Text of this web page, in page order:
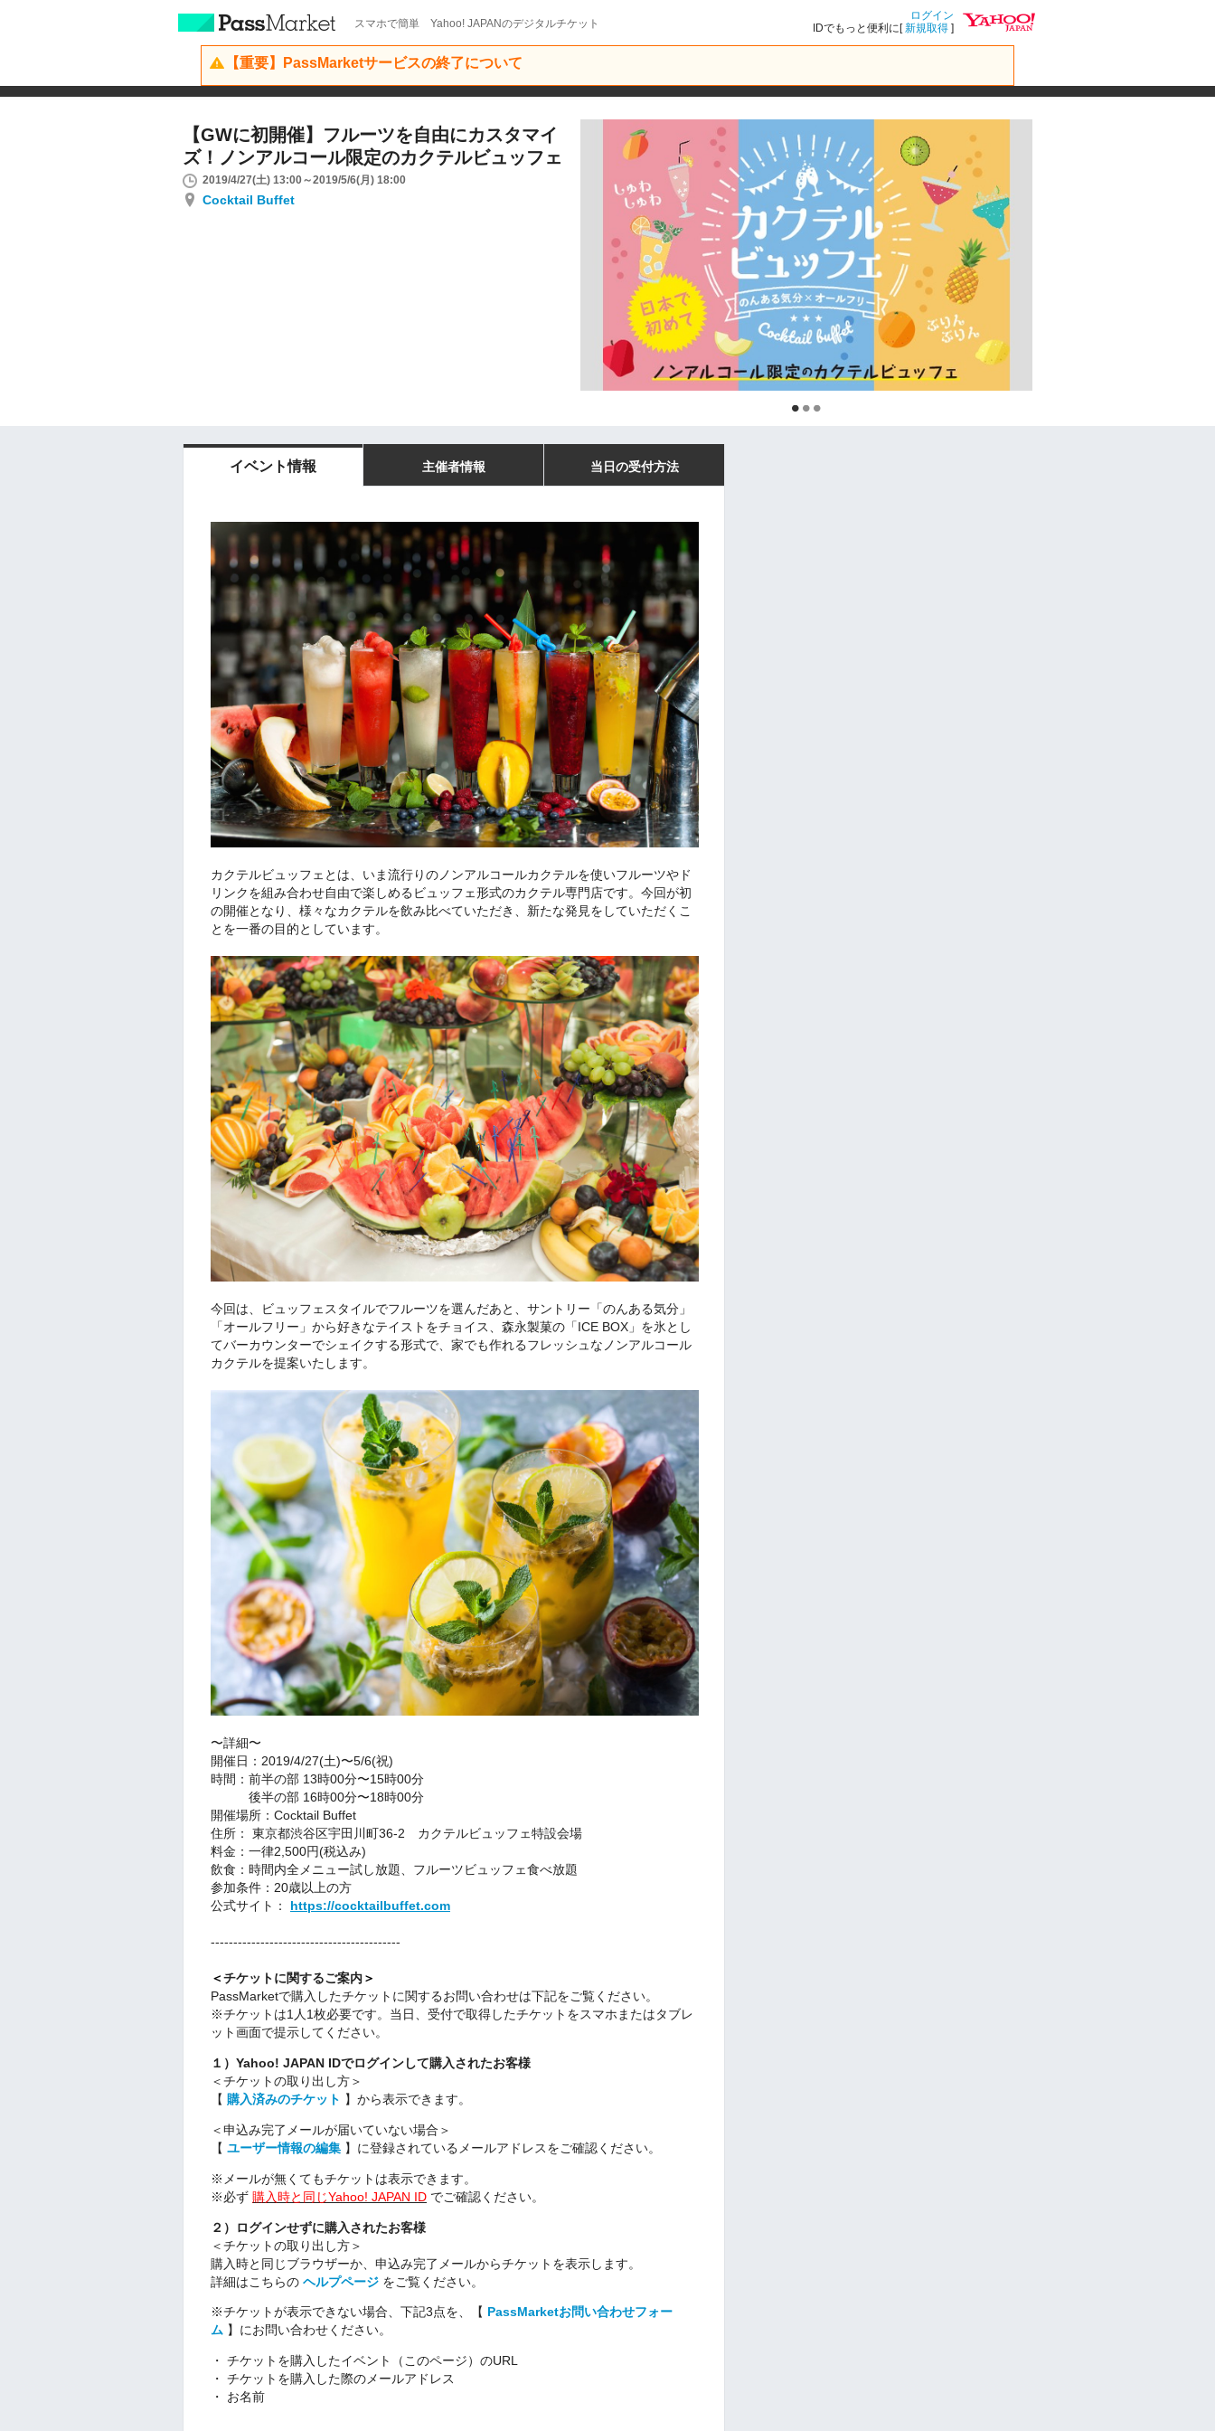
スマホで簡単 Yahoo! JAPANのデジタルチケット
ログイン
IDでもっと便利に[新規取得 ]
【重要】PassMarketサービスの終了について
【GWに初開催】フルーツを自由にカスタマイ
ズ！ノンアルコール限定のカクテルビュッフェ
2019/4/27(土) 13:00～2019/5/6(月) 18:00
Cocktail Buffet
イベント情報 主催者情報 当日の受付方法
カクテルビュッフェとは、いま流行りのノンアルコールカクテルを使いフルーツやド
リンクを組み合わせ自由で楽しめるビュッフェ形式のカクテル専門店です。今回が初
の開催となり、様々なカクテルを飲み比べていただき、新たな発見をしていただくこ
とを一番の目的としています。
今回は、ビュッフェスタイルでフルーツを選んだあと、サントリー「のんある気分」
「オールフリー」から好きなテイストをチョイス、森永製菓の「ICE BOX」を氷とし
てバーカウンターでシェイクする形式で、家でも作れるフレッシュなノンアルコール
カクテルを提案いたします。
〜詳細〜
開催日：2019/4/27(土)〜5/6(祝)
時間：前半の部 13時00分〜15時00分
後半の部 16時00分〜18時00分
開催場所：Cocktail Buffet
住所： 東京都渋谷区宇田川町36-2 カクテルビュッフェ特設会場
料金：一律2,500円(税込み)
飲食：時間内全メニュー試し放題、フルーツビュッフェ食べ放題
参加条件：20歳以上の方
公式サイト： https://cocktailbuffet.com
------------------------------------------
＜チケットに関するご案内＞
PassMarketで購入したチケットに関するお問い合わせは下記をご覧ください。
※チケットは1人1枚必要です。当日、受付で取得したチケットをスマホまたはタブレ
ット画面で提示してください。
１）Yahoo! JAPAN IDでログインして購入されたお客様
＜チケットの取り出し方＞
【 購入済みのチケット 】から表示できます。
＜申込み完了メールが届いていない場合＞
【 ユーザー情報の編集 】に登録されているメールアドレスをご確認ください。
※メールが無くてもチケットは表示できます。
※必ず 購入時と同じYahoo! JAPAN ID でご確認ください。
２）ログインせずに購入されたお客様
＜チケットの取り出し方＞
購入時と同じブラウザーか、申込み完了メールからチケットを表示します。
詳細はこちらの ヘルプページ をご覧ください。
※チケットが表示できない場合、下記3点を、【 PassMarketお問い合わせフォー
ム 】にお問い合わせください。
・ チケットを購入したイベント（このページ）のURL
・ チケットを購入した際のメールアドレス
・ お名前